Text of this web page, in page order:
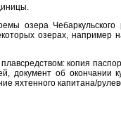
озера Чебаркульского
озерах, например
копия
документ об окончании
яхтенного капитана/